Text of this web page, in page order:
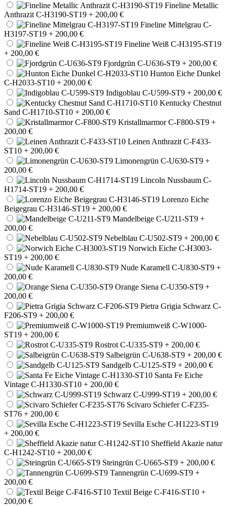
Fineline Metallic
Anthrazit C-H3190-ST19 + 200,00 €
Fineline Mittelgrau C-
H3197-ST19 + 200,00 €
Fineline Weiß C-H3195-ST19
+ 200,00 €
Fjordgrün C-U636-ST9 + 200,00 €
Hunton Eiche Dunkel
C-H2033-ST10 + 200,00 €
Indigoblau C-U599-ST9 + 200,00 €
Kentucky Chestnut
Sand C-H1710-ST10 + 200,00 €
Kristallmarmor C-F800-ST9 +
200,00 €
Leinen Anthrazit C-F433-
ST10 + 200,00 €
Limonengrün C-U630-ST9 +
200,00 €
Lincoln Nussbaum C-
H1714-ST19 + 200,00 €
Lorenzo Eiche
Beigegrau C-H3146-ST19 + 200,00 €
Mandelbeige C-U211-ST9 +
200,00 €
Nebelblau C-U502-ST9 + 200,00 €
Norwich Eiche C-H3003-
ST19 + 200,00 €
Nude Karamell C-U830-ST9 +
200,00 €
Orange Siena C-U350-ST9 +
200,00 €
Pietra Grigia Schwarz C-
F206-ST9 + 200,00 €
Premiumweiß C-W1000-
ST19 + 200,00 €
Rostrot C-U335-ST9 + 200,00 €
Salbeigrün C-U638-ST9 + 200,00 €
Sandgelb C-U125-ST9 + 200,00 €
Santa Fe Eiche
Vintage C-H1330-ST10 + 200,00 €
Schwarz C-U999-ST19 + 200,00 €
Scivaro Schiefer C-F235-
ST76 + 200,00 €
Sevilla Esche C-H1223-ST19
+ 200,00 €
Sheffield Akazie natur
C-H1242-ST10 + 200,00 €
Steingrün C-U665-ST9 + 200,00 €
Tannengrün C-U699-ST9 +
200,00 €
Textil Beige C-F416-ST10 +
200,00 €